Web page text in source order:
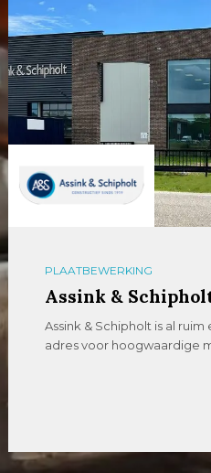
PLAATBEWERKING
Assink &
Assink & Schipholt is al
adres voor hoogwaardige